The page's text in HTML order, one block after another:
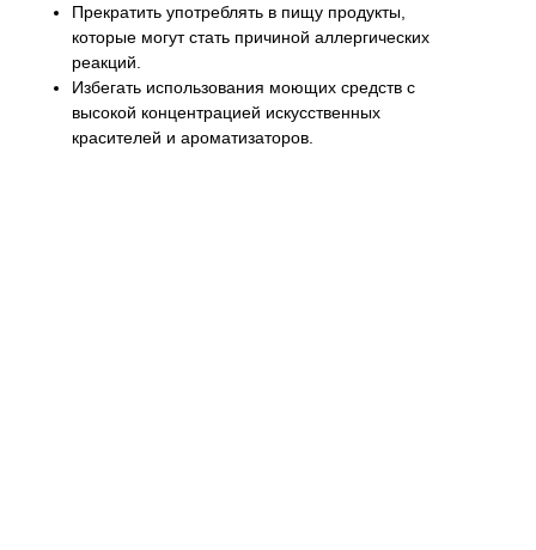
Прекратить употреблять в пищу продукты,
которые могут стать причиной аллергических
реакций.
Избегать использования моющих средств с
высокой концентрацией искусственных
красителей и ароматизаторов.